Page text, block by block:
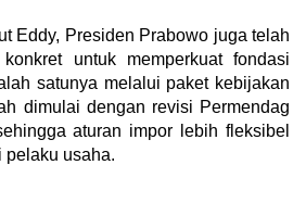
Eddy, Presiden Prabowo juga telah
untuk memperkuat fondasi
satunya melalui paket kebijakan
dimulai dengan revisi Permendag
aturan impor lebih fleksibel
pelaku usaha.